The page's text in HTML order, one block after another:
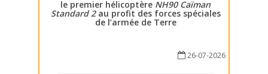
le premier hélicoptère NH90 Caïman
Standard 2au profit des forces spéciales
de l’armée de Terre
26-07-2026